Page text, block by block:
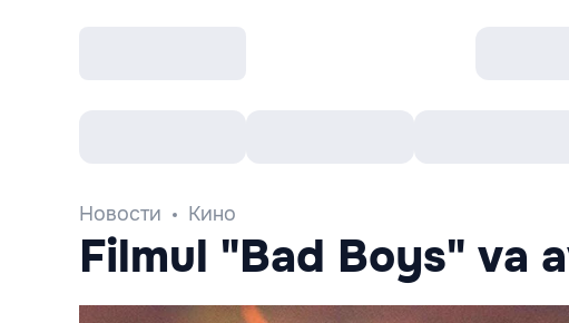
Новости Кино
Filmul "Bad Boys" va